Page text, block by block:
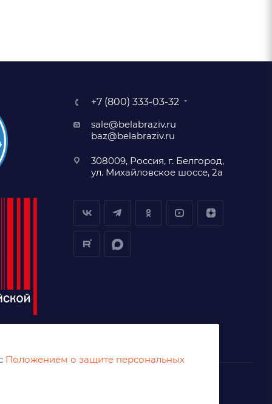
+7 (800) 333-03-32
sale@belabraziv.ru
baz@belabraziv.ru
308009, Россия, г. Белгород,
ул. Михайловское шоссе, 2а
Положением о защите персональных